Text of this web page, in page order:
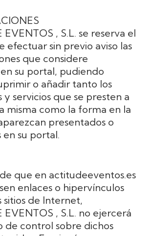
, S.L. se reserva el
efectuar sin previo aviso las
que considere
su portal, pudiendo
o añadir tanto los
y servicios que se presten a
misma como la forma en la
presentados o
en su portal.
que en actitudeeventos.es
enlaces o hipervínculos
sitios de Internet,
EVENTOS , S.L. no ejercerá
de control sobre dichos